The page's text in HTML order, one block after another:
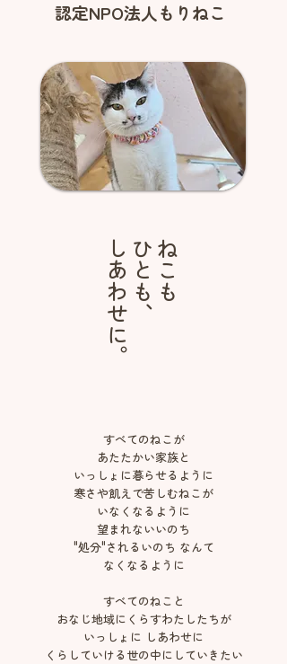
​認定NPO法人もりねこ
​ねこも
ひとも、
しあわせに。
すべてのねこが
あたたかい家族と
いっしょに暮らせるように
寒さや飢えで苦しむねこが
いなくなるように
望まれないいのち
"処分"されるいのち なんて
なくなるように
すべてのねこと
おなじ地域にくらすわたしたちが
いっしょに しあわせに
くらしていける世の中にしていきたい